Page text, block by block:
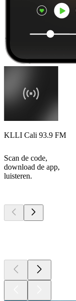
KLLI Cali 93.9 FM
Scan de code,
download de app,
luisteren.